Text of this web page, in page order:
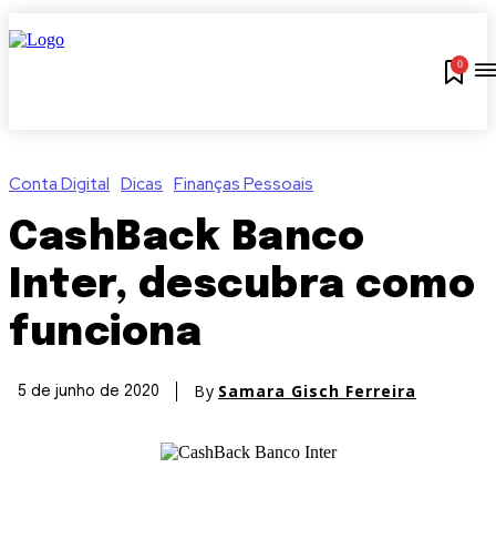
0
Conta Digital Dicas Finanças Pessoais
CashBack Banco
Inter, descubra como
funciona
5 de junho de 2020 By Samara Gisch Ferreira